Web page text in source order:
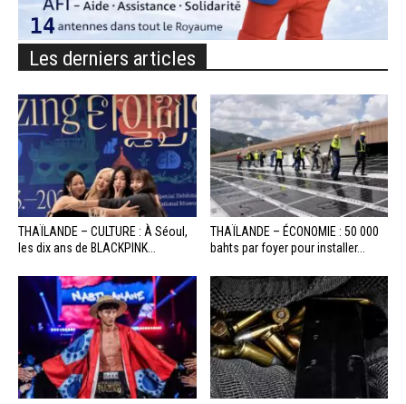
Les derniers articles
THAÏLANDE – CULTURE : À Séoul,
les dix ans de BLACKPINK...
THAÏLANDE – ÉCONOMIE : 50 000
bahts par foyer pour installer...